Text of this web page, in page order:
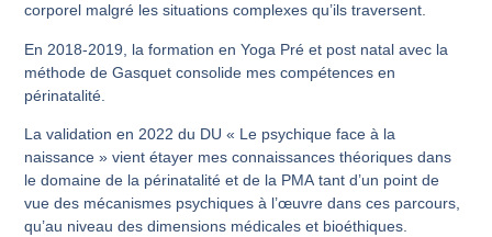
corporel malgré les situations complexes qu’ils traversent.
En 2018-2019 , la formation en Yoga Pré et post natal avec la
méthode de Gasquet consolide mes compétences en
périnatalité
La validation en 2022 du DU « Le psychique face à la
naissance » vient étayer mes connaissances théoriques dans
le domaine de la périnatalité et de la PMA tant d’un point de
vue des mécanismes psychiques à l’œuvre dans ces parcours,
qu’au niveau des dimensions médicales et bioéthiques.